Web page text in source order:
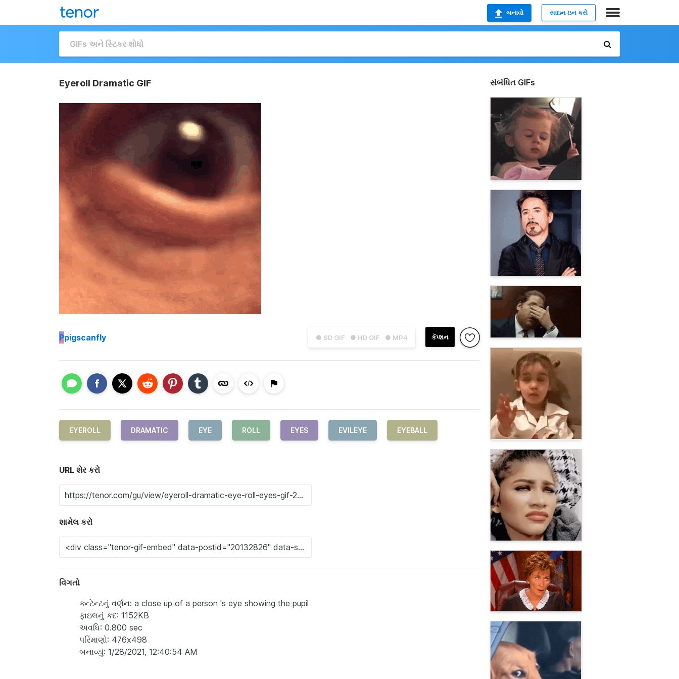
બનાવો સાઇન ઇન કરો
Eyeroll Dramatic GIF
● SD GIF ● HD GIF ● MP4 કૅપ્શન
Ppigscanfly
EYEROLL DRAMATIC EYE ROLL EYES EVILEYE EYEBALL
URL શેર કરો
શામેલ કરો
વિગતો
કન્ટેન્ટનું વર્ણન: a close up of a person 's eye showing the pupil
ફાઇલનું કદ: 1152KB
અવધિ: 0.800 sec
પરિમાણો: 476x498
બનાવ્યું: 1/28/2021, 12:40:54 AM
સંબંધિત GIFs